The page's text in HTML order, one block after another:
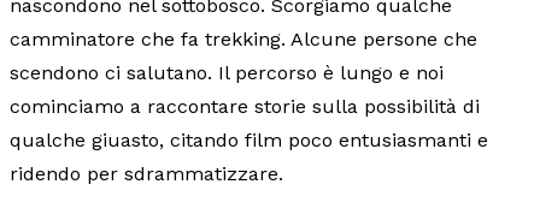
nascondono nel sottobosco. Scorgiamo qualche
camminatore che fa trekking. Alcune persone che
scendono ci salutano. Il percorso è lungo e noi
cominciamo a raccontare storie sulla possibilità di
qualche giuasto, citando film poco entusiasmanti e
ridendo per sdrammatizzare.